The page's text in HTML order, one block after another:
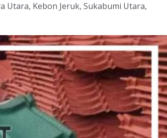
Utara, Kebon Jeruk, Sukabumi Utara,